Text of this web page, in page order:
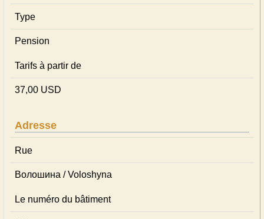
Type
Pension
Tarifs à partir de
37,00 USD
Adresse
Rue
Волошина / Voloshyna
Le numéro du bâtiment